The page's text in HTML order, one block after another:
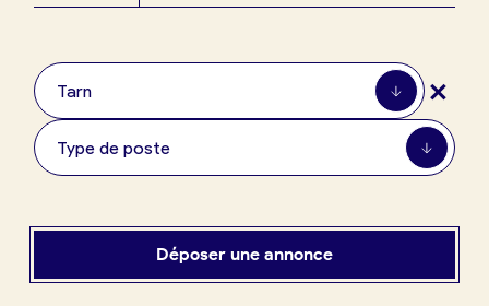
Je crée mon compte Connexion
Tarn +
Type de poste
Déposer une annonce